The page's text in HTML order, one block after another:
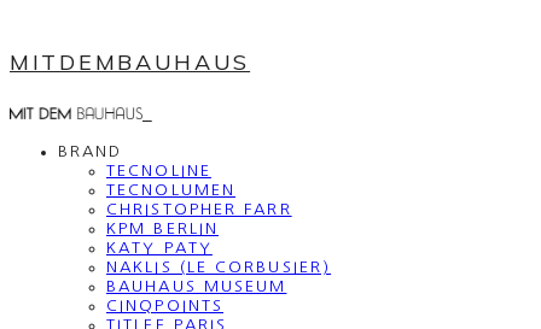
MITDEMBAUHAUS
BRAND
TECNOLINE
TECNOLUMEN
CHRISTOPHER FARR
KPM BERLIN
KATY PATY
NAKLIS (LE CORBUSIER)
BAUHAUS MUSEUM
CINQPOINTS
TITLEE PARIS